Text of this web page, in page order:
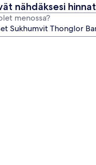
nähdäksesi hinnat
menossa?